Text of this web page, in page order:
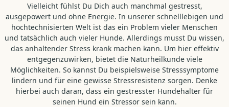
Vielleicht fühlst Du Dich auch manchmal gestresst,
ausgepowert und ohne Energie. In unserer schnelllebigen und
hochtechnisierten Welt ist das ein Problem vieler Menschen
und tatsächlich auch vieler Hunde. Allerdings musst Du wissen,
das anhaltender Stress krank machen kann. Um hier effektiv
entgegenzuwirken, bietet die Naturheilkunde viele
Möglichkeiten. So kannst Du beispielsweise Stresssymptome
lindern und für eine gewisse Stressresistenz sorgen. Denke
hierbei auch daran, dass ein gestresster Hundehalter für
seinen Hund ein Stressor sein kann.